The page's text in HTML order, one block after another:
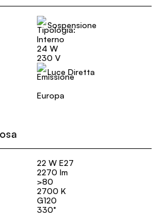
Sospensione
Interno
24 W
230 V
Luce Diretta
Europa
22 W E27
2270 lm
>80
2700 K
G120
330°